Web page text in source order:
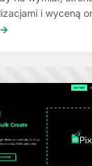
i wyceną